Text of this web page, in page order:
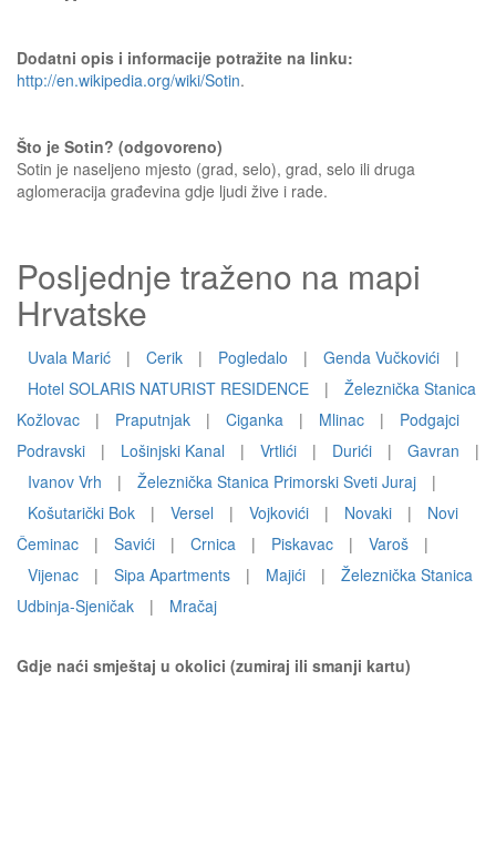
Dodatni opis i informacije potražite na linku:
http://en.wikipedia.org/wiki/Sotin.
Što je Sotin? (odgovoreno)
Sotin je naseljeno mjesto (grad, selo), grad, selo ili druga
aglomeracija građevina gdje ljudi žive i rade.
Posljednje traženo na mapi
Hrvatske
Uvala Marić | Cerik | Pogledalo | Genda Vučkovići
|
Hotel SOLARIS NATURIST RESIDENCE
|
Železnička Stanica
Kožlovac
| Praputnjak | Ciganka | Mlinac |
Podgajci
Podravski
| Lošinjski Kanal | Vrtlići | Durići | Gavran
|
Ivanov Vrh
| Železnička Stanica Primorski Sveti Juraj
|
Košutarički Bok
| Versel | Vojkovići | Novaki |
Novi
Čeminac
| Savići | Crnica | Piskavac | Varoš
|
Vijenac
| Sipa Apartments | Majići |
Železnička Stanica
Udbinja-Sjeničak
| Mračaj
Gdje naći smještaj u okolici (zumiraj ili smanji kartu)